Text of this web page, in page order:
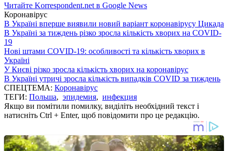
Читайте Korrespondent.net в Google News
Коронавірус
В Україні вперше виявили новий варіант коронавірусу Цикада
В Україні за тиждень різко зросла кількість хворих на COVID-
19
Нові штами COVID-19: особливості та кількість хворих в
Україні
У Києві різко зросла кількість хворих на коронавірус
В Україні утричі зросла кількість випадків COVID за тиждень
СПЕЦТЕМА: Коронавірус
ТЕГИ: Польша, эпидемия, инфекция
Якщо ви помітили помилку, виділіть необхідний текст і
натисніть Ctrl + Enter, щоб повідомити про це редакцію.